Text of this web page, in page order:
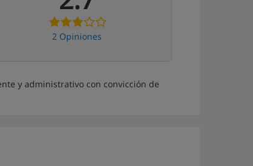
2 Opiniones
y administrativo con convicción de